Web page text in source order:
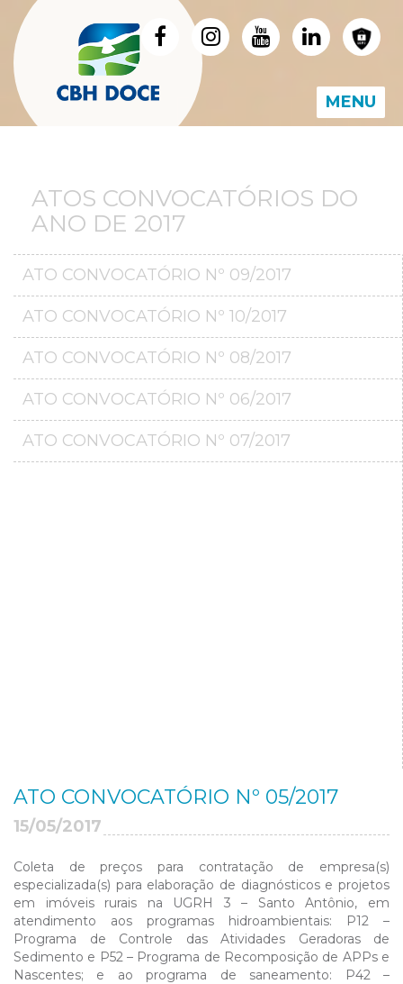
MENU
ATOS CONVOCATÓRIOS DO
ANO DE 2017
ATO CONVOCATÓRIO Nº 09/2017
ATO CONVOCATÓRIO Nº 10/2017
ATO CONVOCATÓRIO Nº 08/2017
ATO CONVOCATÓRIO Nº 06/2017
ATO CONVOCATÓRIO Nº 07/2017
ATO CONVOCATÓRIO Nº 05/2017
15/05/2017
Coleta de preços para contratação de empresa(s)
especializada(s) para elaboração de diagnósticos e projetos
em imóveis rurais na UGRH 3 – Santo Antônio, em
atendimento aos programas hidroambientais: P12 –
Programa de Controle das Atividades Geradoras de
Sedimento e P52 – Programa de Recomposição de APPs e
Nascentes; e ao programa de saneamento: P42 –